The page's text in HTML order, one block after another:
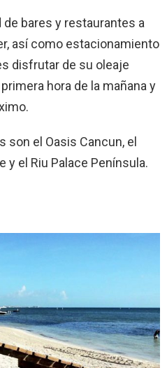
bares y restaurantes a
así como estacionamiento
disfrutar de su oleaje
hora de la mañana y
son el Oasis Cancun, el
y el Riu Palace Península.